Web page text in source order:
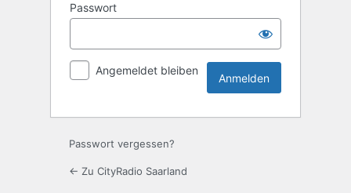
Passwort
Angemeldet bleiben
Passwort vergessen?
← Zu CityRadio Saarland